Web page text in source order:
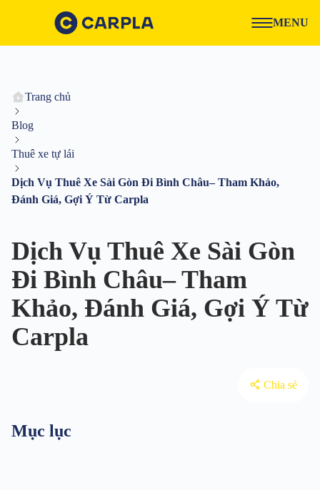
MENU
Trang chủ
Blog
Thuê xe tự lái
Dịch Vụ Thuê Xe Sài Gòn Đi Bình Châu– Tham Khảo,
Đánh Giá, Gợi Ý Từ Carpla
Dịch Vụ Thuê Xe Sài Gòn
Đi Bình Châu– Tham
Khảo, Đánh Giá, Gợi Ý Từ
Carpla
Chia sẻ
Mục lục